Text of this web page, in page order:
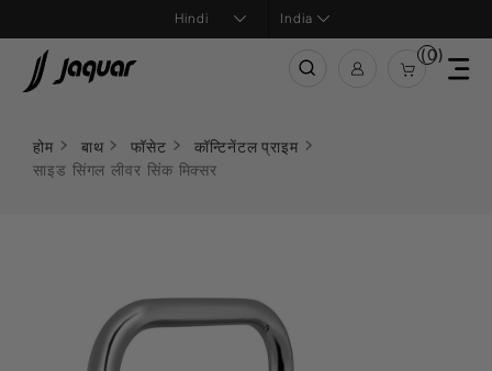
India
(0)
होम बाथ फॉसेट
कॉन्टिनेंटल प्राइम
साइड सिंगल लीवर सिंक मिक्सर